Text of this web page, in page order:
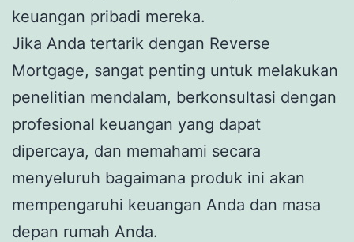
keuangan pribadi mereka.
Jika Anda tertarik dengan Reverse
Mortgage, sangat penting untuk melakukan
penelitian mendalam, berkonsultasi dengan
profesional keuangan yang dapat
dipercaya, dan memahami secara
menyeluruh bagaimana produk ini akan
mempengaruhi keuangan Anda dan masa
depan rumah Anda.